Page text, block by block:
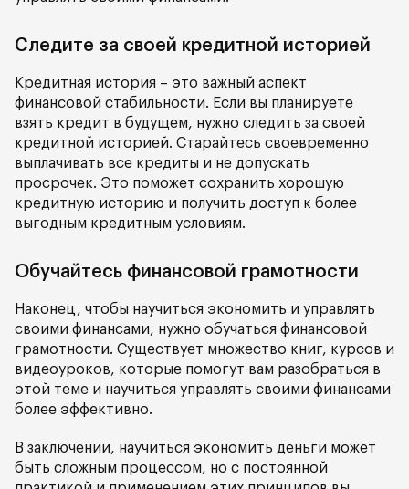
Следите за своей кредитной историей
Кредитная история – это важный аспект
финансовой стабильности. Если вы планируете
взять кредит в будущем, нужно следить за своей
кредитной историей. Старайтесь своевременно
выплачивать все кредиты и не допускать
просрочек. Это поможет сохранить хорошую
кредитную историю и получить доступ к более
выгодным кредитным условиям.
Обучайтесь финансовой грамотности
Наконец, чтобы научиться экономить и управлять
своими финансами, нужно обучаться финансовой
грамотности. Существует множество книг, курсов и
видеоуроков, которые помогут вам разобраться в
этой теме и научиться управлять своими финансами
более эффективно.
В заключении, научиться экономить деньги может
быть сложным процессом, но с постоянной